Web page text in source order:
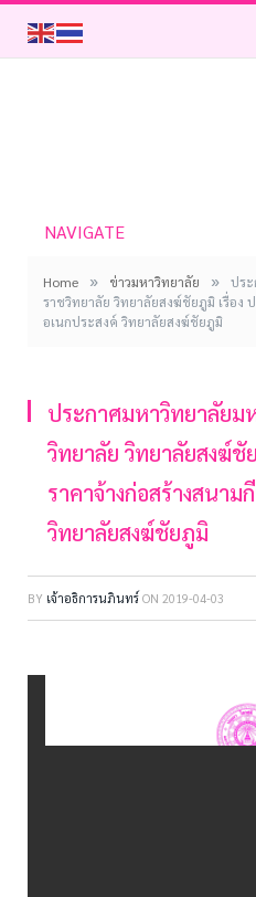
NAVIGATE
Home » ข่าวมหาวิทยาลัย »
ปร
ราชวิทยาลัย วิทยาลัยสงฆ์ชัยภูมิ เรื่อง
อเนกประสงค์ วิทยาลัยสงฆ์ชัยภูมิ
ประกาศมหาวิทยาลัยม
วิทยาลัย วิทยาลัยสงฆ์ชั
ราคาจ้างก่อสร้างสนาม
วิทยาลัยสงฆ์ชัยภูมิ
BY เจ้าอธิการนภินทร์ ON 2019-04-03